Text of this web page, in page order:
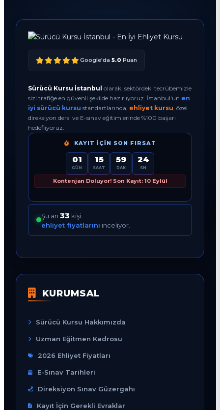
Google'da 5.0 Puan
Sürücü Kursu İstanbul olarak, sektördeki tecrübemizle
sizi trafiğe en güvenli şekilde hazırlıyoruz. İstanbul'un en
iyi sürücü kursu standartlarında, ehliyet kursu , özel
direksiyon dersi ve E-sınav eğitimlerinde %100 başarı
hedefliyoruz.
KAYIT İÇIN SON FIRSAT
01
GÜN
15
SAAT
59
DAK
23
SN
Kontenjan Doluyor! Son Kayıt: 10 Eylül
Şu an 33 kişi
ehliyet fiyatlarını inceliyor.
KURUMSAL
Sürücü Kursu Hakkımızda
Uzman Eğitmen Kadrosu
2026 Ehliyet Fiyatları
E-Sınav Tarihleri
Direksiyon Sınav Güzergahı
Kayıt İçin Gerekli Evraklar